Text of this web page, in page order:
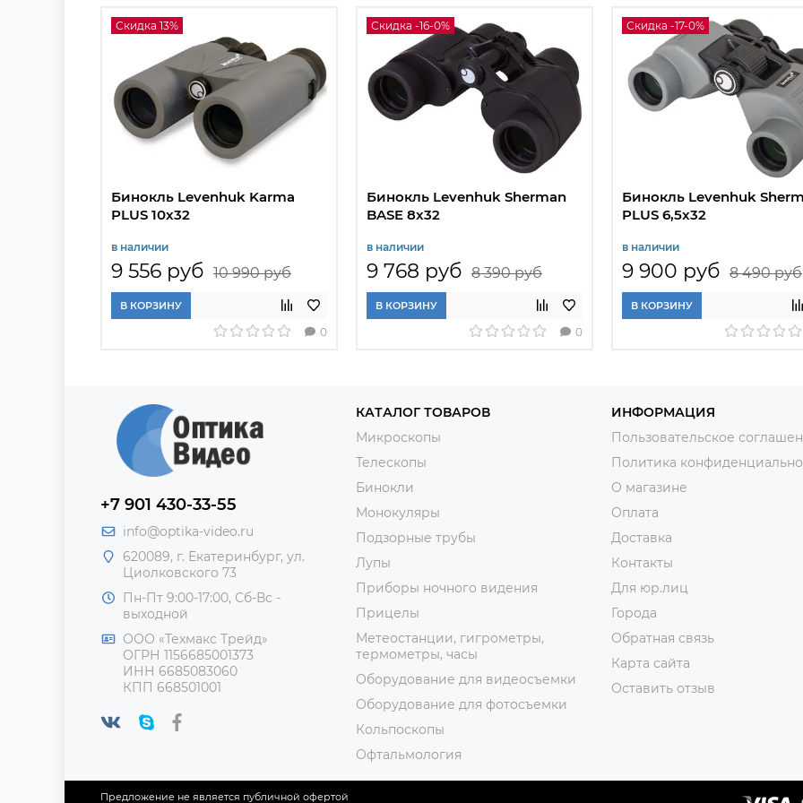
Скидка 13%
Бинокль Levenhuk Karma
PLUS 10x32
в наличии
9 556 руб 10 990 руб
В КОРЗИНУ
0
Скидка -16-0%
Бинокль Levenhuk Sherman
BASE 8x32
в наличии
9 768 руб 8 390 руб
В КОРЗИНУ
0
Скидка -17-0%
Бинокль Levenhuk
PLUS 6,5x32
в наличии
9 900 руб 8 490 руб
В КОРЗИНУ
+7 901 430-33-55
info@optika-video.ru
620089, г. Екатеринбург, ул.
Циолковского 73
Пн-Пт 9:00-17:00, Сб-Вс -
выходной
ООО «Техмакс Трейд»
ОГРН 1156685001373
ИНН 6685083060
КПП 668501001
КАТАЛОГ ТОВАРОВ
Микроскопы
Телескопы
Бинокли
Монокуляры
Подзорные трубы
Лупы
Приборы ночного видения
Прицелы
Метеостанции, гигрометры,
термометры, часы
Оборудование для видеосъемки
Оборудование для фотосъемки
Кольпоскопы
Офтальмология
ИНФОРМАЦИЯ
Пользовательское
Политика
О магазине
Оплата
Доставка
Контакты
Для юр.лиц
Города
Обратная связь
Карта сайта
Оставить отзыв
Предложение не является публичной офертой